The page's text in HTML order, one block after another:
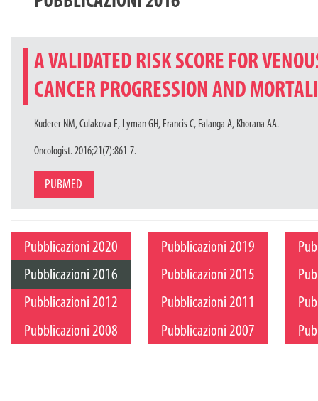
A VALIDATED RISK SCORE FOR
CANCER PROGRESSION AND
Kuderer NM, Culakova E, Lyman GH, Francis C, Falanga A, Khorana AA.
Oncologist. 2016;21(7):861-7.
PUBMED
Pubblicazioni 2020 Pubblicazioni 2019
Pubblicazioni 2016
Pubblicazioni 2015
Pubblicazioni 2012
Pubblicazioni 2011
Pubblicazioni 2008
Pubblicazioni 2007